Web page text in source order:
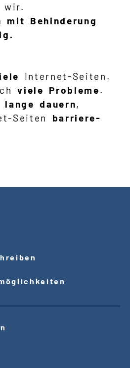
wir.
mit Behinderung
Internet-Seiten.
viele Probleme.
lange dauern,
Seiten barriere-